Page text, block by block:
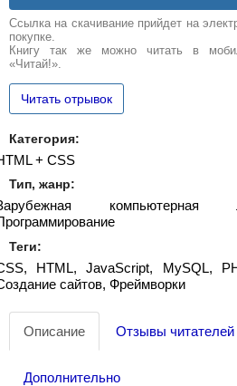
Ссылка на скачивание прийдет на
покупке.
Книгу так же можно читать в
«Читай!».
Читать отрывок
Категория:
+ CSS
Тип, жанр:
компьютерная
Теги:
HTML, JavaScript, MySQL,
сайтов, Фреймворки
Описание Отзывы читателей
Дополнительно